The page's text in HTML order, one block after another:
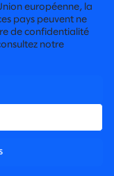
européenne, la
pays peuvent ne
de confidentialité
notre